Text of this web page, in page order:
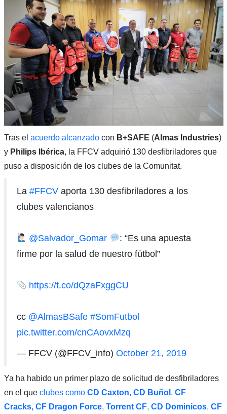
Tras el acuerdo alcanzadocon B+SAFE (Almas Industries)
y Philips Ibérica, la FFCV adquirió 130 desfibriladores que
puso a disposición de los clubes de la Comunitat.
La #FFCVaporta 130 desfibriladores a los
clubes valencianos
@Salvador_Gomar
: “Es una apuesta
firme por la salud de nuestro fútbol”
https://t.co/dQzaFxggCU
cc @AlmasBSafe #SomFutbol
pic.twitter.com/cnCAovxMzq
— FFCV (@FFCV_info) October 21, 2019
Ya ha habido un primer plazo de solicitud de desfibriladores
en el que clubes como CD Caxton, CD Buñol , CF
Cracks, CF Dragon Force, Torrent CF, CD Dominicos, CF